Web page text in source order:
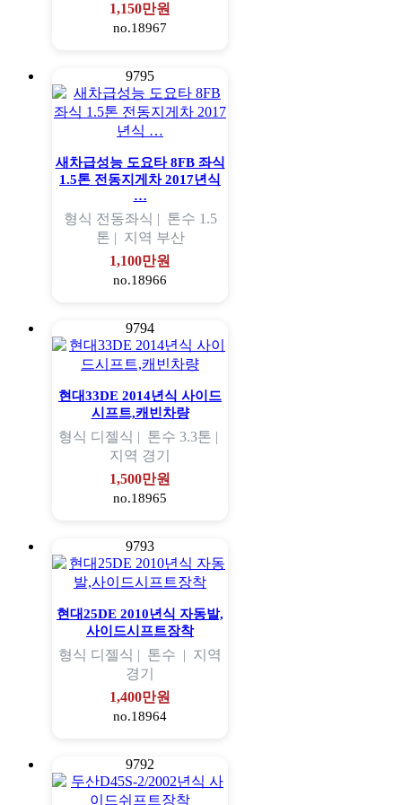
1,150만원
no.18967
9795
새차급성능 도요타 8FB 좌식
1.5톤 전동지게차 2017년식
…
형식 전동좌식 | 톤수 1.5
톤 | 지역 부산
1,100만원
no.18966
9794
현대33DE 2014년식 사이드
시프트,캐빈차량
형식 디젤식 | 톤수 3.3톤 |
지역 경기
1,500만원
no.18965
9793
현대25DE 2010년식 자동발,
사이드시프트장착
형식 디젤식 | 톤수 | 지역
경기
1,400만원
no.18964
9792